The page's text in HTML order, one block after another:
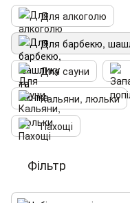
Для алкоголю
Для барбекю,
Для сауни
Кальяни, люльки
Пахощі
Фільтр